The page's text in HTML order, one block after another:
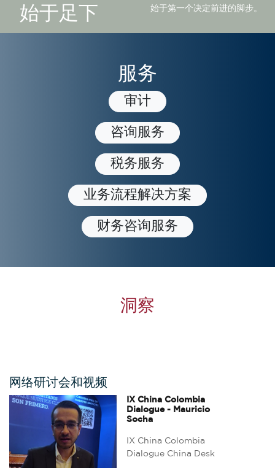
始于足下
始于第一个决定前进的脚步。
服务
审计
咨询服务
税务服务
业务流程解决方案
财务咨询服务
洞察
网络研讨会和视频
IX China Colombia
Dialogue - Mauricio
Socha
IX China Colombia
Dialogue China Desk